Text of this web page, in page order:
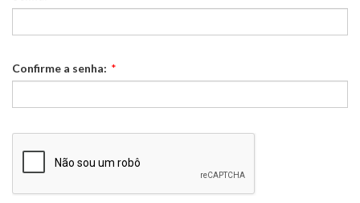
Confirme a senha: *